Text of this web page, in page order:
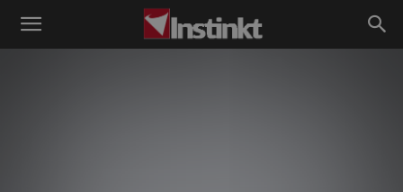
Instinkt